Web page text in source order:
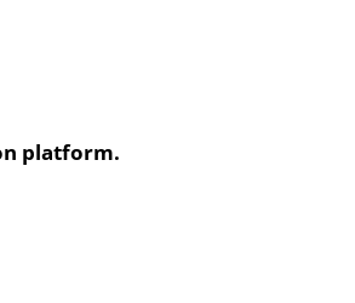
platform.